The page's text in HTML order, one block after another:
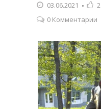
03.06.2021 2
0 Комментарии